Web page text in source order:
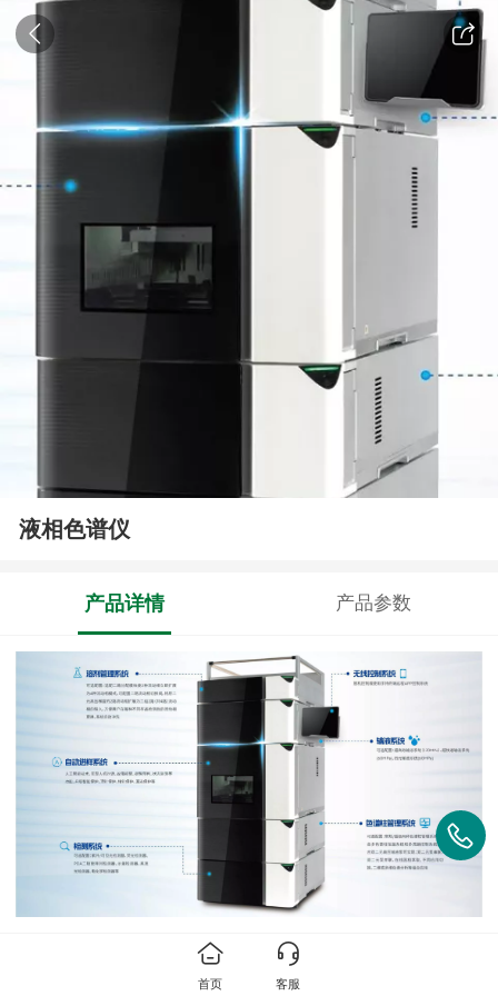
液相色谱仪
产品详情 产品参数
首页 客服